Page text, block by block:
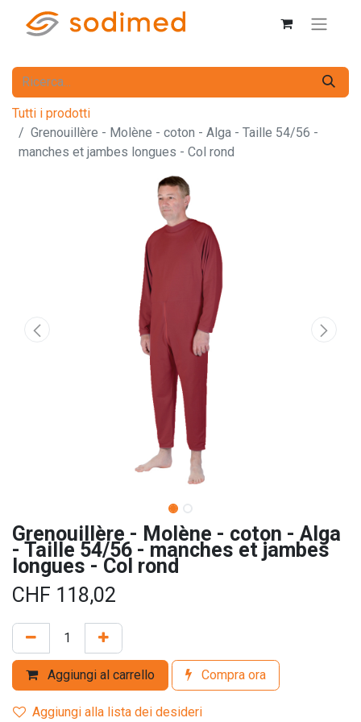
Tutti i prodotti
Grenouillère - Molène - coton - Alga - Taille 54/56 -
manches et jambes longues - Col rond
Grenouillère - Molène - coton - Alga
- Taille 54/56 - manches et jambes
longues - Col rond
CHF 118,02
Aggiungi al carrello Compra ora
Aggiungi alla lista dei desideri